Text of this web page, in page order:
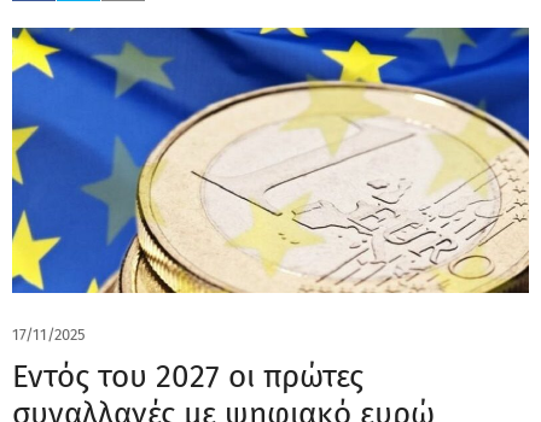
17/11/2025
Εντός του 2027 οι πρώτες
συναλλαγές με ψηφιακό ευρώ